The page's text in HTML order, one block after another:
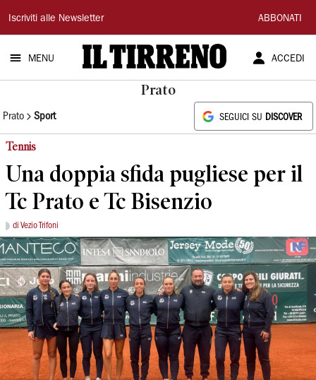
Il
Tirreno
Iscriviti alle Newsletter ABBONATI
MENU ACCEDI
Prato
Prato Sport SEGUICI SU DISCOVER
Tennis
Una doppia sfida pugliese per il
Tc Prato e Tc Bisenzio
di Vezio Trifoni